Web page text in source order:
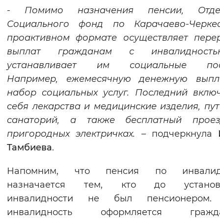
- Помимо назначения пенсии,
Социального фонд по Карачаево-
проактивном формате осуществляет
выплат гражданам с
устанавливает им социальные
Например, ежемесячную денежную
набор социальных услуг. Последний
себя лекарства и медицинские изделия,
санаторий, а также бесплатный
пригородных электричках. – подчеркнула
Тамбиева.
Напомним, что пенсия по
назначается тем, кто до
инвалидности не был пенсионером.
инвалидность оформляется